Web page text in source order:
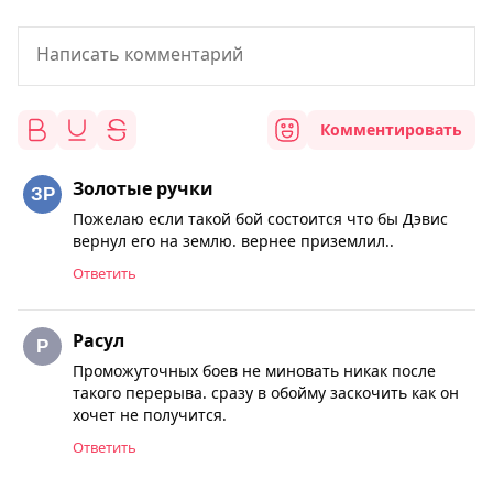
Комментировать
Золотые ручки
Пожелаю если такой бой состоится что бы Дэвис
вернул его на землю. вернее приземлил..
Ответить
Расул
Проможуточных боев не миновать никак после
такого перерыва. сразу в обойму заскочить как он
хочет не получится.
Ответить